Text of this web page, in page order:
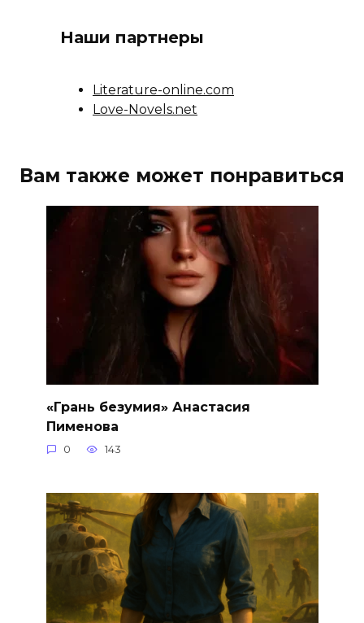
Наши партнеры
Literature-online.com
Love-Novels.net
Вам также может понравиться
«Грань безумия» Анастасия
Пименова
0 143